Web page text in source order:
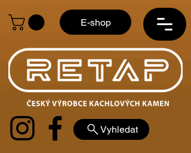
Vyhledat
E-shop